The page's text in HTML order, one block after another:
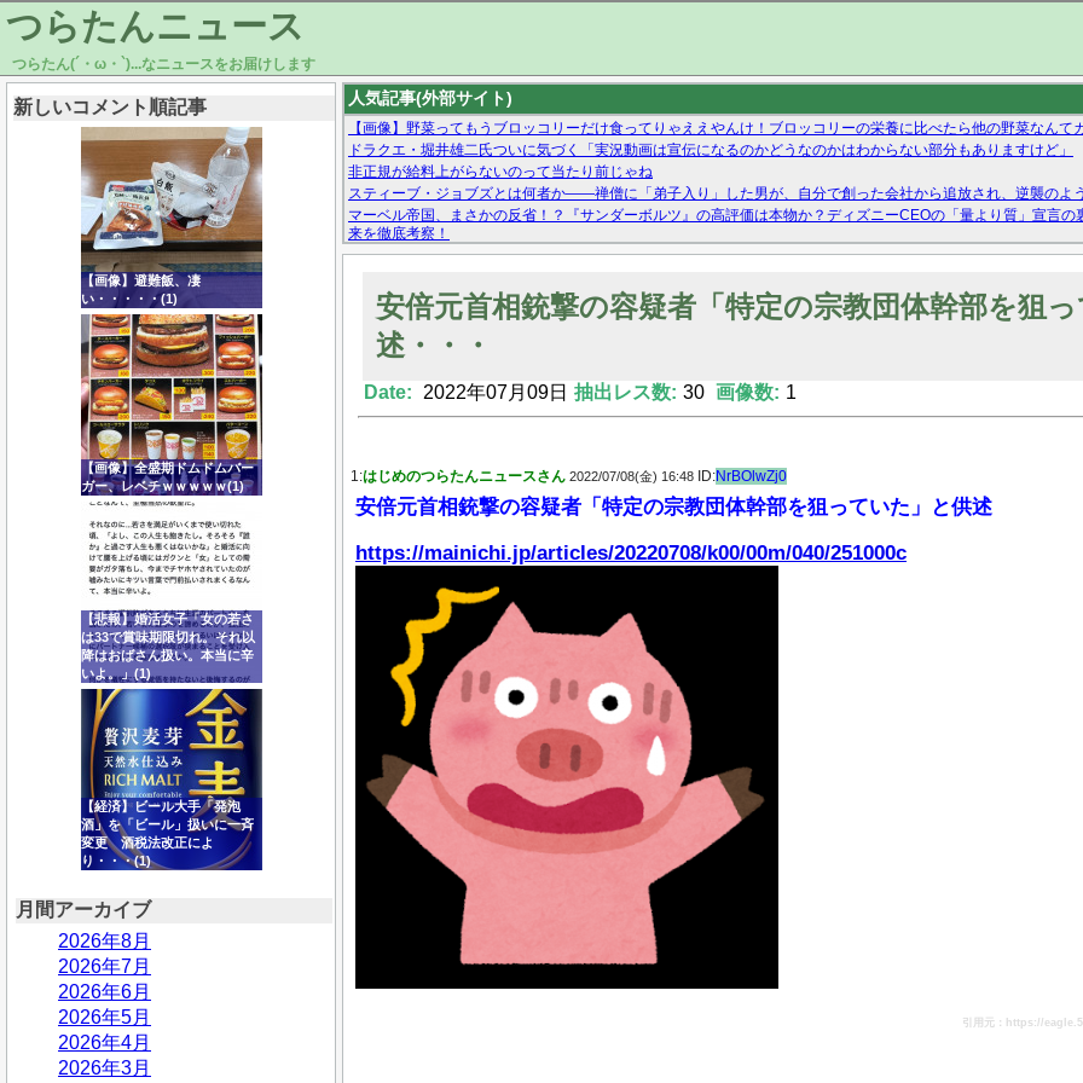
つらたんニュース
つらたん(´・ω・`)...なニュースをお届けします
新しいコメント順記事
【画像】避難飯、凄
い・・・・・(1)
【画像】全盛期ドムドムバー
ガー、レベチｗｗｗｗｗ(1)
【悲報】婚活女子「女の若さ
は33で賞味期限切れ。それ以
降はおばさん扱い。本当に辛
いよ。」(1)
【経済】ビール大手「発泡
酒」を「ビール」扱いに一斉
変更 酒税法改正によ
り・・・(1)
月間アーカイブ
2026年8月
2026年7月
2026年6月
2026年5月
2026年4月
2026年3月
人気記事(外部サイト)
【画像】野菜ってもうブロッコリーだけ食ってりゃええやんけ！ブロッコリーの栄養に比べたら他の野菜なんて
ドラクエ・堀井雄二氏ついに気づく「実況動画は宣伝になるのかどうなのかはわからない部分もありますけど」
非正規が給料上がらないのって当たり前じゃね
スティーブ・ジョブズとは何者か——禅僧に「弟子入り」した男が、自分で創った会社から追放され、逆襲のよ
マーベル帝国、まさかの反省！？『サンダーボルツ』の高評価は本物か？ディズニーCEOの「量より質」宣言
来を徹底考察！
【モー娘。石田亜佑美】ファーストテイク出演も新規獲得ならず？北川莉央が1位に
Powered by livedoor 相互RSS
安倍元首相銃撃の容疑者「特定の宗教団体幹部を狙
述・・・
Date: 2022年07月09日 抽出レス数: 30 画像数: 1
1:はじめのつらたんニュースさん 2022/07/08(金) 16:48 ID:NrBOlwZj0
安倍元首相銃撃の容疑者「特定の宗教団体幹部を狙っていた」と供述
https://mainichi.jp/articles/20220708/k00/00m/040/251000c
引用元：https://